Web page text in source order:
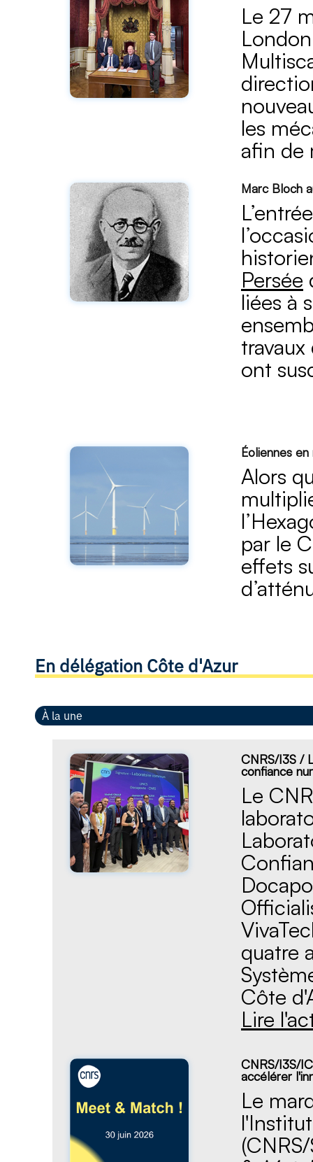
Le 27
les
afin de
Marc Bloch
Persée
liées à
ont
Éoliennes
Alors
par le
effets
En délégation Côte d'Azur
À la une
CNRS/I3S /
confiance
Le
quatre
Côte
Lire
CNRS/I3S/
accélérer
Le